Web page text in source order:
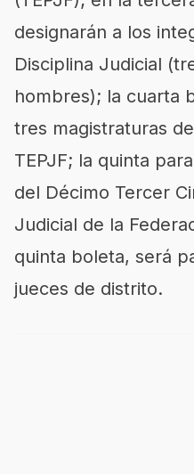
designarán a los
Disciplina Judicial
hombres); la cuarta
tres magistraturas
TEPJF; la quinta
del Décimo Tercer
Judicial de la
quinta boleta, será
jueces de distrito.